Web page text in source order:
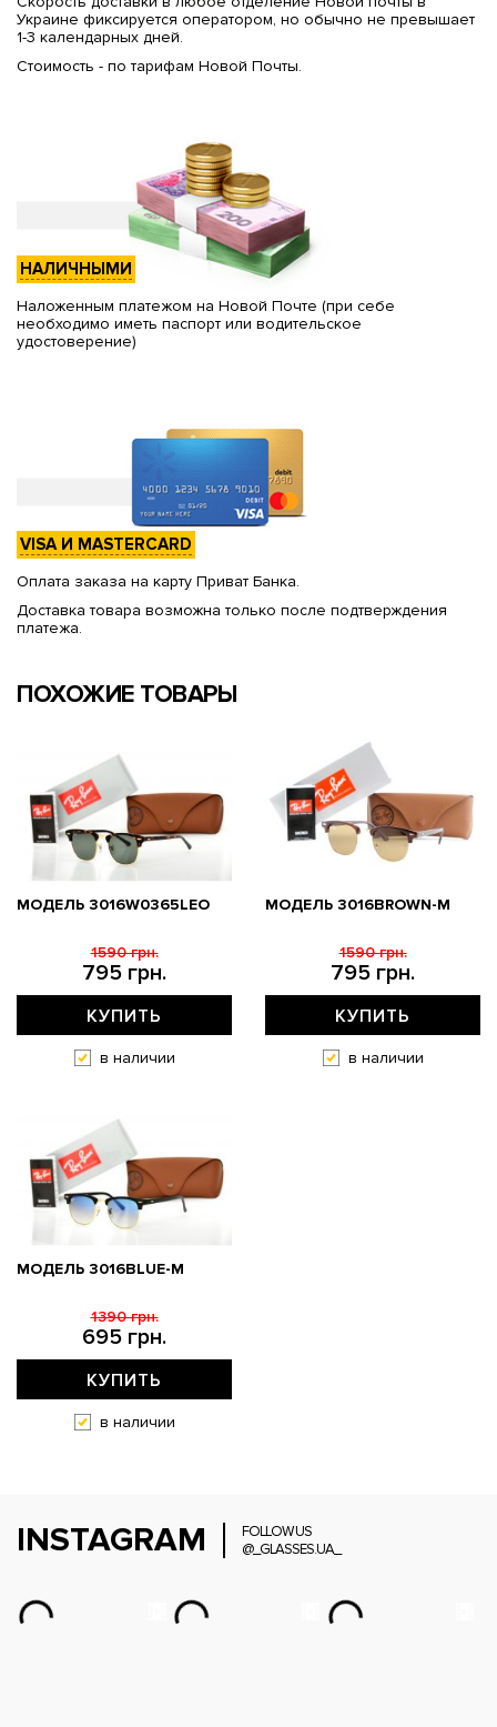
Украине фиксируется оператором, но обычно не превышает
1-3 календарных дней.
Стоимость - по тарифам Новой Почты.
НАЛИЧНЫМИ
Наложенным платежом на Новой Почте (при себе
необходимо иметь паспорт или водительское
удостоверение)
VISA И MASTERCARD
Оплата заказа на карту Приват Банка.
Доставка товара возможна только после подтверждения
платежа.
ПОХОЖИЕ ТОВАРЫ
МОДЕЛЬ 3016W0365LEO
795 грн.
1590 грн.
КУПИТЬ
в наличии
МОДЕЛЬ 3016BROWN-M
795 грн.
1590 грн.
КУПИТЬ
в наличии
МОДЕЛЬ 3016BLUE-M
695 грн.
1390 грн.
КУПИТЬ
в наличии
INSTAGRAM
FOLLOW US
@_GLASSES.UA_